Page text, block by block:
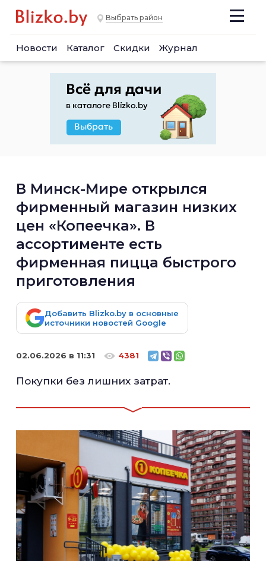
Выбрать район
Новости Каталог Скидки Журнал
В Минск-Мире открылся
фирменный магазин низких
цен «Копеечка». В
ассортименте есть
фирменная пицца быстрого
приготовления
Добавить Blizko.by в основные
источники новостей Google
02.06.2026 в 11:31 4381
Покупки без лишних затрат.